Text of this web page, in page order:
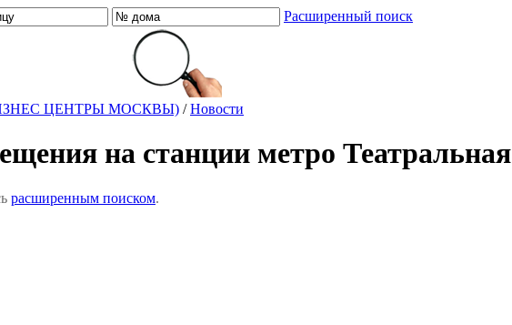
Расширенный поиск
ЦЕНТРЫ МОСКВЫ) /Новости
на станции метро Театральная
расширенным поиском.